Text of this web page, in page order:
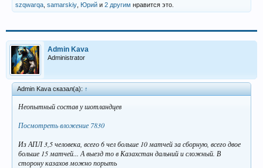
szqwarqa samarskiy Юрий и 2 другим нравится это.
Admin Kava
Administrator
Admin Kava сказал(а): ↑
Неопытный состав у шотландцев
Посмотреть вложение 7830
Из АПЛ 3,5 человека, всего 6 чел больше 10 матчей за сборную, всего двое
больше 15 матчей... А выезд то в Казахстан дальний и сложный. В
сторону казахов можно порыть